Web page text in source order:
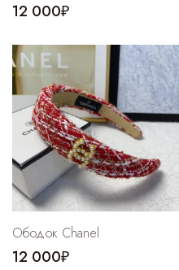
12 000₽
Ободок Chanel
12 000₽